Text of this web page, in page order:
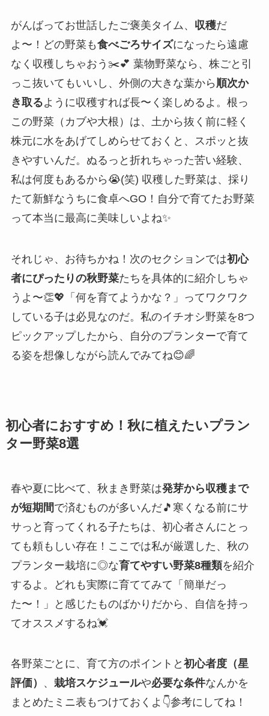
がんばってお世話したご褒美タイム、 収穫だ
よ〜！どの野菜も食べごろサイズになったら遠慮
なく収穫しちゃおう✂️💕 葉物野菜なら、株ごと引
っこ抜いてもいいし、外側の大きな葉から 順次か
き取るように収穫すれば長〜く楽しめるよ。根っ
この野菜（カブや大根）は、土から抜く前に軽く
株元に水をあげてしめらせておくと、スポッと抜
きやすいんだ。ぬるっと折れちゃった苦い経験、
私は何度もあるから😭(笑) 収穫した野菜は、採り
たて新鮮なうちに食卓へGO！自分で育てたお野菜
って本当に最高に美味しいよね✨
それじゃ、お待ちかね！次のセクションでは初心
者にぴったりの秋野菜たちを具体的に紹介しちゃ
うよ〜👏💖「何を育てようかな？」ってワクワク
している子は必見なのだ。私のイチオシ野菜を8つ
ピックアップしたから、自分のプランターで育て
る姿を想像しながら読んでみてね😊🌈
初心者におすすめ！秋に植えたいプラン
ター野菜8選
春や夏に比べて、秋まき野菜は発芽から収穫まで
が短期間で済むものが多いんだ🎵寒くなる前にサ
サっと育ってくれる子たちは、初心者さんにとっ
ても頼もしい存在！ここでは私が厳選した、秋の
プランター栽培に◎な育てやすい野菜8種類を紹介
するよ。どれも実際に育ててみて「簡単だっ
た〜！」と感じたものばかりだから、自信を持っ
てオススメするね💓
各野菜ごとに、育て方のポイントと 初心者度（星
評価）
、 栽培スケジュールや必要な条件なんかを
まとめたミニ表もつけておくよ👇参考にしてね！